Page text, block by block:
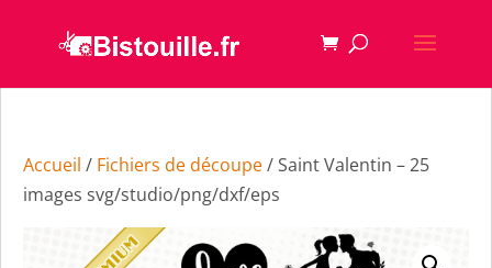
Accueil / Fichiers de découpe/ Saint Valentin – 25
images svg/studio/png/dxf/eps